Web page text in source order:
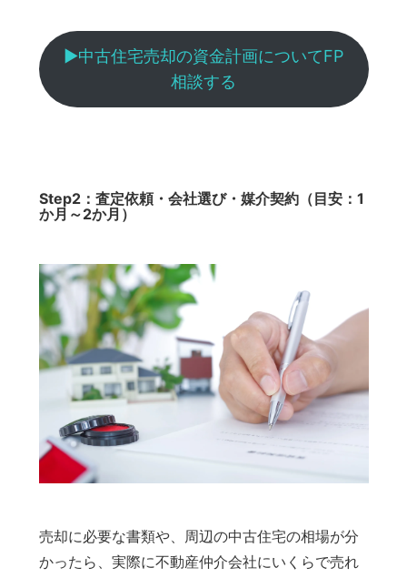
▶︎中古住宅売却の資金計画についてFP
相談する
Step2：査定依頼・会社選び・媒介契約（目安：1
か月～2か月）
売却に必要な書類や、周辺の中古住宅の相場が分
かったら、実際に不動産仲介会社にいくらで売れ